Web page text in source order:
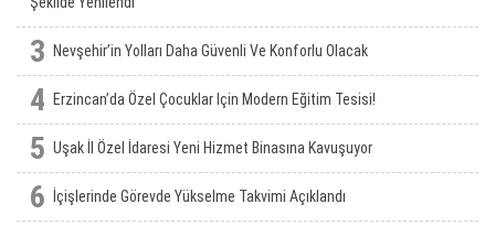
3 Nevşehir’in Yolları Daha Güvenli Ve Konforlu Olacak
4 Erzincan’da Özel Çocuklar Için Modern Eğitim Tesisi!
5 Uşak İl Özel İdaresi Yeni Hizmet Binasına Kavuşuyor
6 İçişlerinde Görevde Yükselme Takvimi Açıklandı